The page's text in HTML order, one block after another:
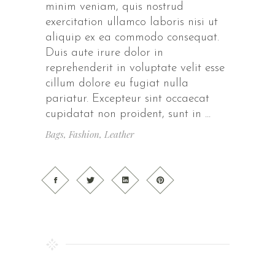
minim veniam, quis nostrud
exercitation ullamco laboris nisi ut
aliquip ex ea commodo consequat.
Duis aute irure dolor in
reprehenderit in voluptate velit esse
cillum dolore eu fugiat nulla
pariatur. Excepteur sint occaecat
cupidatat non proident, sunt in
Bags, Fashion, Leather